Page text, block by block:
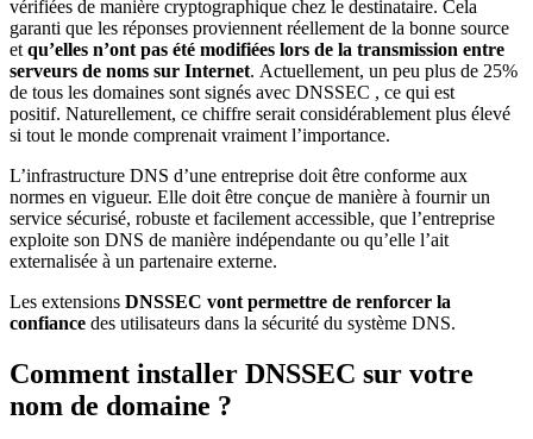
vérifiées de manière cryptographique chez le destinataire. Cela
garanti que les réponses proviennent réellement de la bonne source
et qu’elles n’ont pas été modifiées lors de la transmission entre
serveurs de noms sur Internet. Actuellement, un peu plus de 25%
de tous les domaines sont signés avec DNSSEC , ce qui est
positif. Naturellement, ce chiffre serait considérablement plus élevé
si tout le monde comprenait vraiment l’importance.
L’infrastructure DNS d’une entreprise doit être conforme aux
normes en vigueur. Elle doit être conçue de manière à fournir un
service sécurisé, robuste et facilement accessible, que l’entreprise
exploite son DNS de manière indépendante ou qu’elle l’ait
externalisée à un partenaire externe.
Les extensions DNSSEC vont permettre de renforcer la
confiance des utilisateurs dans la sécurité du système DNS.
Comment installer DNSSEC sur votre
nom de domaine ?